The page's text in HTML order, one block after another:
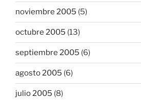
noviembre 2005 (5)
octubre 2005 (13)
septiembre 2005 (6)
agosto 2005 (6)
julio 2005 (8)